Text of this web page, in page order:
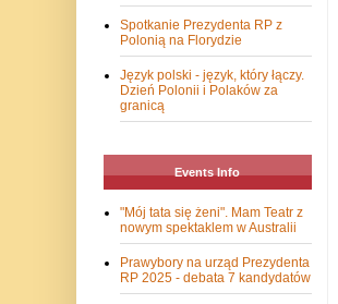
Spotkanie Prezydenta RP z
Polonią na Florydzie
Język polski - język, który łączy.
Dzień Polonii i Polaków za
granicą
Events Info
"Mój tata się żeni". Mam Teatr z
nowym spektaklem w Australii
Prawybory na urząd Prezydenta
RP 2025 - debata 7 kandydatów